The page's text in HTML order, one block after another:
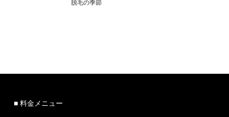
脱毛の季節
■ 料金メニュー